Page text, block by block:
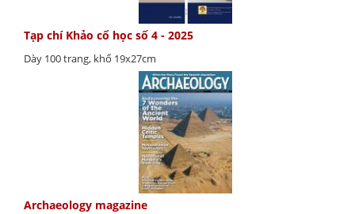
Tạp chí Khảo cổ học số 4 - 2025
Dày 100 trang, khổ 19x27cm
Archaeology magazine